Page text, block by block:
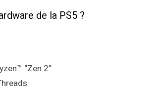
de la PS5 ?
“Zen 2”